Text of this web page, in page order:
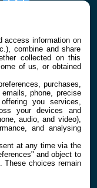
access information on
combine and share
collected on this
of us, or obtained
purchases,
phone, precise
you services,
your devices and
audio, and video),
and analysing
at any time via the
and object to
These choices remain